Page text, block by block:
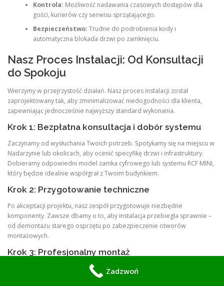
Kontrola: Możliwość nadawania czasowych dostępów dla
gości, kurierów czy serwisu sprzątającego.
Bezpieczeństwo: Trudne do podrobienia kody i
automatyczna blokada drzwi po zamknięciu.
Nasz Proces Instalacji: Od Konsultacji
do Spokoju
Wierzymy w przejrzystość działań. Nasz proces instalacji został
zaprojektowany tak, aby zminimalizować niedogodności dla klienta,
zapewniając jednocześnie najwyższy standard wykonania.
Krok 1: Bezpłatna konsultacja i dobór systemu
Zaczynamy od wysłuchania Twoich potrzeb. Spotykamy się na miejscu w
Nadarzynie lub okolicach, aby ocenić specyfikę drzwi i infrastruktury.
Dobieramy odpowiedni model zamka cyfrowego lub systemu RCF MINI,
który będzie idealnie współgrał z Twoim budynkiem.
Krok 2: Przygotowanie techniczne
Po akceptacji projektu, nasz zespół przygotowuje niezbędne
komponenty. Zawsze dbamy o to, aby instalacja przebiegła sprawnie –
od demontażu starego osprzętu po zabezpieczenie otworów
montażowych.
Krok 3: Profesjonalny montaż
Nasi technicy to specjaliści z wieloletnim doświadczeniem. W przypadku
zamków z klawiaturą, dbamy o precyzyjne dopasowanie mechaniczne
Zadzwoń